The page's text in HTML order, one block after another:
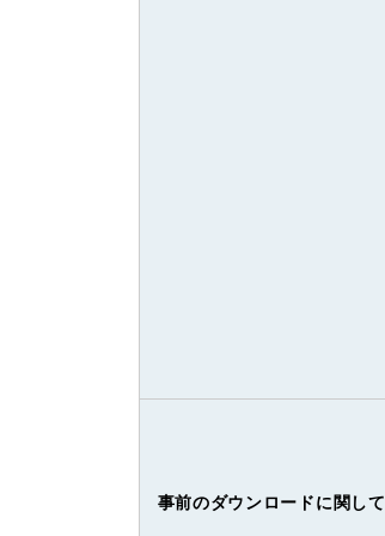
事前のダウンロードに関して